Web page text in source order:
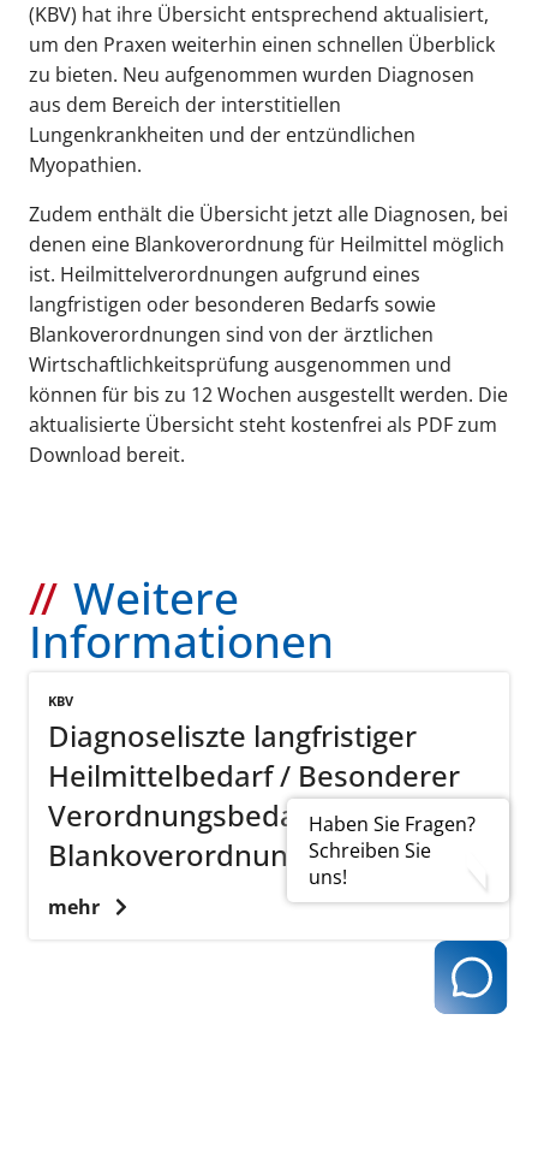
Haben Sie Fragen?
Schreiben Sie
uns!
(KBV) hat ihre Übersicht entsprechend aktualisiert,
um den Praxen weiterhin einen schnellen Überblick
zu bieten. Neu aufgenommen wurden Diagnosen
aus dem Bereich der interstitiellen
Lungenkrankheiten und der entzündlichen
Myopathien.
Zudem enthält die Übersicht jetzt alle Diagnosen, bei
denen eine Blankoverordnung für Heilmittel möglich
ist. Heilmittelverordnungen aufgrund eines
langfristigen oder besonderen Bedarfs sowie
Blankoverordnungen sind von der ärztlichen
Wirtschaftlichkeitsprüfung ausgenommen und
können für bis zu 12 Wochen ausgestellt werden. Die
aktualisierte Übersicht steht kostenfrei als PDF zum
Download bereit.
Weitere
Informationen
KBV
Diagnoseliszte langfristiger
Heilmittelbedarf / Besonderer
Verordnungsbedarf /
Blankoverordnung
mehr